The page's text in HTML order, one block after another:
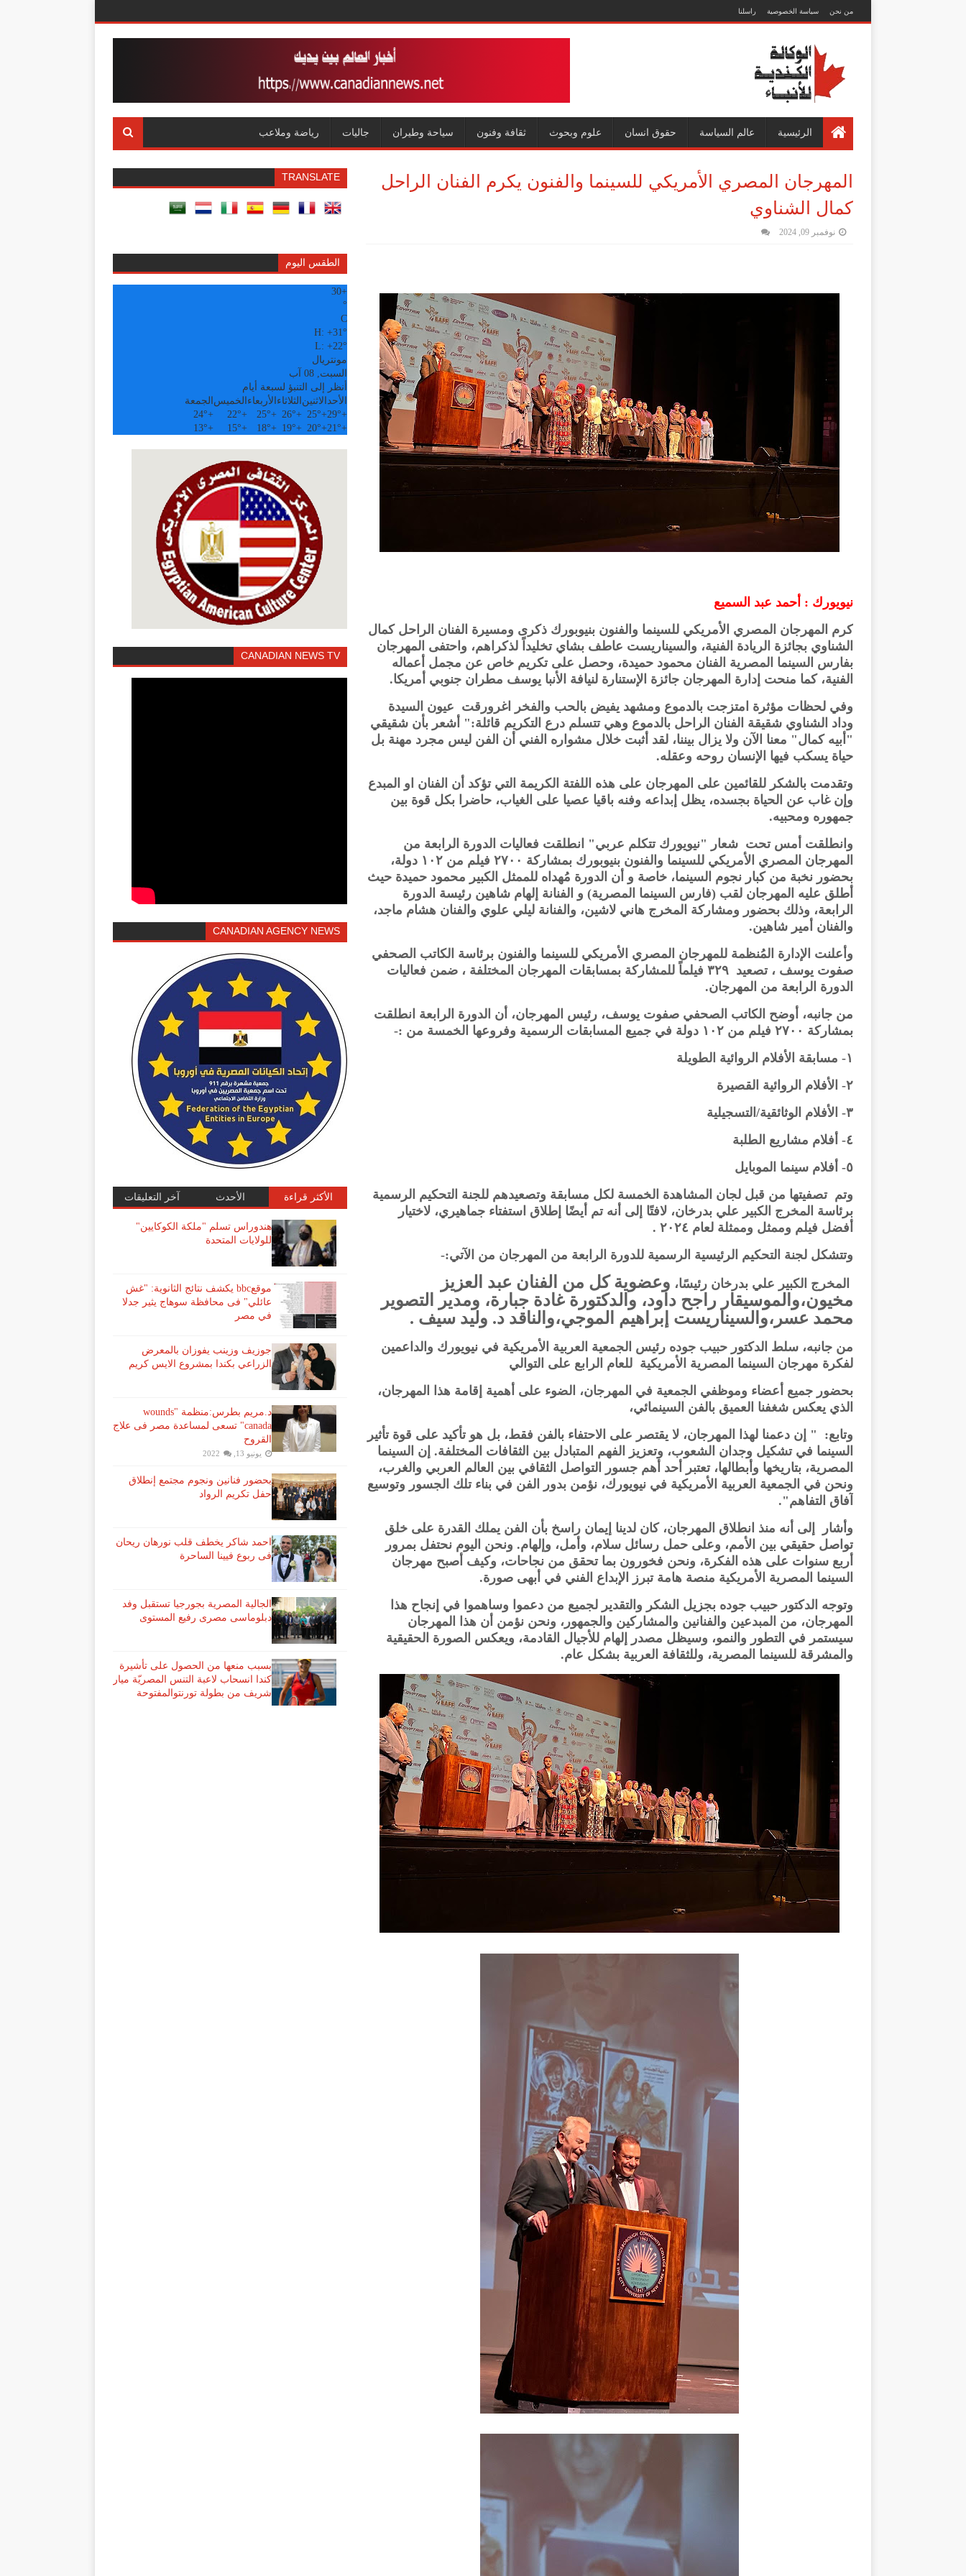
من نحن سياسة الخصوصية راسلنا
الرئيسية عالم السياسة حقوق انسان علوم وبحوث ثقافة وفنون سياحة وطيران جاليات رياضة وملاعب
المهرجان المصري الأمريكي للسينما والفنون يكرم الفنان الراحل
كمال الشناوي
نوفمبر 09, 2024
نيويورك : أحمد عبد السميع
كرم المهرجان المصري الأمريكي للسينما والفنون بنيوبورك ذكرى ومسيرة الفنان الراحل كمال
الشناوي بجائزة الريادة الفنية، والسيناريست عاطف بشاي تخليداً لذكراهم، واحتفى المهرجان
بفارس السينما المصرية الفنان محمود حميدة، وحصل على تكريم خاص عن مجمل أعماله
الفنية، كما منحت إدارة المهرجان جائزة الإستنارة لنيافة الأنبا يوسف مطران جنوبي أمريكا.
وفي لحظات مؤثرة امتزجت بالدموع ومشهد يفيض بالحب والفخر اغرورقت عيون السيدة
وداد الشناوي شقيقة الفنان الراحل بالدموع وهي تتسلم درع التكريم قائلة:" أشعر بأن شقيقي
"أبيه كمال" معنا الآن ولا يزال بيننا، لقد أثبت خلال مشواره الفني أن الفن ليس مجرد مهنة بل
حياة يسكب فيها الإنسان روحه وعقله.
وتقدمت بالشكر للقائمين على المهرجان على هذه اللفتة الكريمة التي تؤكد أن الفنان او المبدع
وإن غاب عن الحياة بجسده، يظل إبداعه وفنه باقيا عصيا على الغياب، حاضرا بكل قوة بين
جمهوره ومحبيه.
وانطلقت أمس تحت شعار "نيويورك تتكلم عربي" انطلقت فعاليات الدورة الرابعة من
المهرجان المصري الأمريكي للسينما والفنون بنيوبورك بمشاركة ٢٧٠٠ فيلم من ١٠٢ دولة،
بحضور نخبة من كبار نجوم السينما، خاصة و أن الدورة مُهداه للممثل الكبير محمود حميدة حيث
أطلق عليه المهرجان لقب (فارس السينما المصرية) و الفنانة إلهام شاهين رئيسة الدورة
الرابعة، وذلك بحضور ومشاركة المخرج هاني لاشين، والفنانة ليلي علوي والفنان هشام ماجد،
والفنان أمير شاهين.
وأعلنت الإدارة المُنظمة للمهرجان المصري الأمريكي للسينما والفنون برئاسة الكاتب الصحفي
صفوت يوسف ، تصعيد ٣٢٩ فيلماً للمشاركة بمسابقات المهرجان المختلفة ، ضمن فعاليات
الدورة الرابعة من المهرجان.
من جانبه، أوضح الكاتب الصحفي صفوت يوسف، رئيس المهرجان، أن الدورة الرابعة انطلقت
بمشاركة ٢٧٠٠ فيلم من ١٠٢ دولة في جميع المسابقات الرسمية وفروعها الخمسة من :-
١- مسابقة الأفلام الروائية الطويلة
٢- الأفلام الروائية القصيرة
٣- الأفلام الوثائقية/التسجيلية
٤- أفلام مشاريع الطلبة
٥- أفلام سينما الموبايل
وتم تصفيتها من قبل لجان المشاهدة الخمسة لكل مسابقة وتصعيدهم للجنة التحكيم الرسمية
برئاسة المخرج الكبير علي بدرخان، لافتًا إلى أنه تم أيضًا إطلاق استفتاء جماهيري، لاختيار
أفضل فيلم وممثل وممثلة لعام ٢٠٢٤ .
وتتشكل لجنة التحكيم الرئيسية الرسمية للدورة الرابعة من المهرجان من الآتي:-
المخرج الكبير علي بدرخان رئيسًا، وعضوية كل من الفنان عبد العزيز
مخيون،والموسيقار راجح داود، والدكتورة غادة جبارة، ومدير التصوير
محمد عسر،والسيناريست إبراهيم الموجي،والناقد د. وليد سيف .
من جانبه، سلط الدكتور حبيب جوده رئيس الجمعية العربية الأمريكية في نيويورك والداعمين
لفكرة مهرجان السينما المصرية الأمريكية للعام الرابع على التوالي
بحضور جميع أعضاء وموظفي الجمعية في المهرجان، الضوء على أهمية إقامة هذا المهرجان،
الذي يعكس شغفنا العميق بالفن السينمائي،
وتابع: " إن دعمنا لهذا المهرجان، لا يقتصر على الاحتفاء بالفن فقط، بل هو تأكيد على قوة تأثير
السينما في تشكيل وجدان الشعوب، وتعزيز الفهم المتبادل بين الثقافات المختلفة. إن السينما
المصرية، بتاريخها وأبطالها، تعتبر أحد أهم جسور التواصل الثقافي بين العالم العربي والغرب،
ونحن في الجمعية العربية الأمريكية في نيويورك، نؤمن بدور الفن في بناء تلك الجسور وتوسيع
آفاق التفاهم".
وأشار إلى أنه منذ انطلاق المهرجان، كان لدينا إيمان راسخ بأن الفن يملك القدرة على خلق
تواصل حقيقي بين الأمم، وعلى حمل رسائل سلام، وأمل، وإلهام. ونحن اليوم نحتفل بمرور
أربع سنوات على هذه الفكرة، ونحن فخورون بما تحقق من نجاحات، وكيف أصبح مهرجان
السينما المصرية الأمريكية منصة هامة تبرز الإبداع الفني في أبهى صورة.
وتوجه الدكتور حبيب جوده بجزيل الشكر والتقدير لجميع من دعموا وساهموا في إنجاح هذا
المهرجان، من المبدعين والفنانين والمشاركين والجمهور، ونحن نؤمن أن هذا المهرجان
سيستمر في التطور والنمو، وسيظل مصدر إلهام للأجيال القادمة، ويعكس الصورة الحقيقية
والمشرقة للسينما المصرية، وللثقافة العربية بشكل عام.
TRANSLATE
الطقس اليوم
+
30
°
C
H: +31°
L: +22°
مونتريال
السبت, 08 آب
أنظر إلى التنبؤ لسبعة أيام
الأحد الاثنين الثلاثاء الأربعاء الخميس الجمعة
+
29°
+
25°
+
26°
+
25°
+
22°
+
24°
+
21°
+
20°
+
19°
+
18°
+
15°
+
13°
CANADIAN NEWS TV
CANADIAN AGENCY NEWS
الأكثر قراءة الأحدث آخر التعليقات
هندوراس تسلم "ملكة الكوكايين"
للولايات المتحدة
موقعbbc يكشف نتائج الثانوية: "غش
عائلي" فى محافظة سوهاج يثير جدلا
في مصر
جوزيف وزينب يفوزان بالمعرض
الزراعي بكندا بمشروع الايس كريم
د.مريم بطرس:منظمة "wounds
canada" تسعى لمساعدة مصر فى علاج
القروح
يونيو 13, 2022
بحضور فنانين ونجوم مجتمع إنطلاق
حفل تكريم الرواد
احمد شاكر يخطف قلب نورهان ريحان
فى ربوع فيينا الساحرة
الجالية المصرية بجورجيا تستقبل وفد
دبلوماسى مصرى رفيع المستوى
بسبب منعها من الحصول على تأشيرة
كندا انسحاب لاعبة ​التنس​ المصريّة ​ميار
شريف​ من بطولة ​تورنتو​المفتوحة